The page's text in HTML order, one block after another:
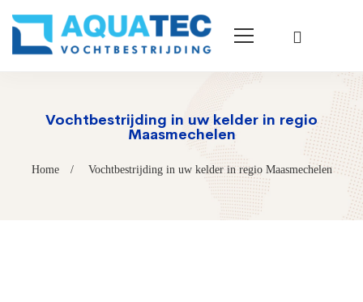
Vochtbestrijding in uw kelder in regio
Maasmechelen
Home Vochtbestrijding in uw kelder in regio Maasmechelen